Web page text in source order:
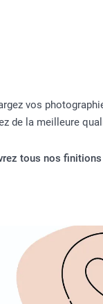
vos
de la meilleure
tous nos finitions